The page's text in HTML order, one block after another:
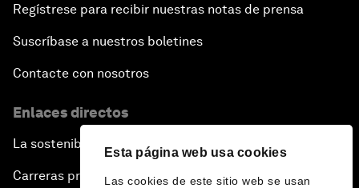
Esta página web usa cookies
Las cookies de este sitio web se usan
Regístrese para recibir nuestras notas de prensa
Suscríbase a nuestros boletines
Contacte con nosotros
Enlaces directos
La sostenibilidad en el Foro
Carreras profesionales